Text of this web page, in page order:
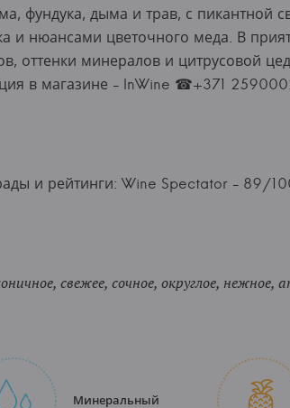
фундука, дыма и трав, с пикантной
и нюансами цветочного меда. В
оттенки минералов и цитрусовой
в магазине - InWine ☎+371
и рейтинги: Wine Spectator - 89/
свежее, сочное, округлое, нежное,
Минеральный